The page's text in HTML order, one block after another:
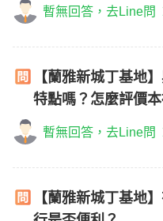
暫無回答，去Line問
【蘭雅新城丁基地
特點嗎？怎麼評價本
暫無回答，去Line問
【蘭雅新城丁基地